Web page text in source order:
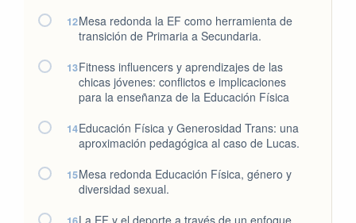
12Mesa redonda la EF como herramienta de
transición de Primaria a Secundaria.
13Fitness influencers y aprendizajes de las
chicas jóvenes: conflictos e implicaciones
para la enseñanza de la Educación Física
14Educación Física y Generosidad Trans: una
aproximación pedagógica al caso de Lucas.
15Mesa redonda Educación Física, género y
diversidad sexual.
La EF y el deporte a través de un enfoque